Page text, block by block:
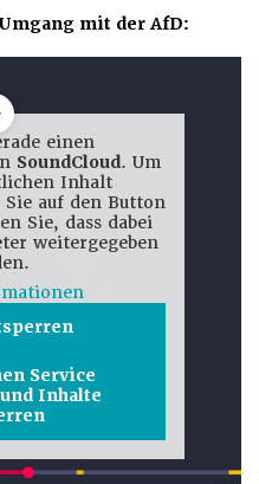
mit der AfD:
einen
SoundCloud. Um
Inhalt
auf den Button
Sie, dass dabei
weitergegeben
Service
Inhalte